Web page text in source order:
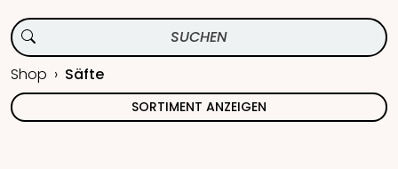
Shop Säfte
SORTIMENT ANZEIGEN